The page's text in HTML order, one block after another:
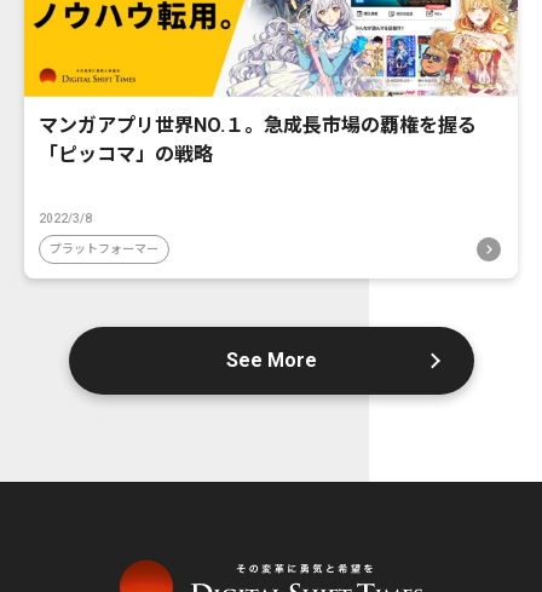
マンガアプリ世界NO.１。急成長市場の覇権を握る
「ピッコマ」の戦略
2022/3/8
プラットフォーマー
See More